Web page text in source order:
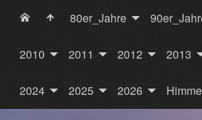
80er_Jahre
2010 2011 2012 2013
2024 2025 2026